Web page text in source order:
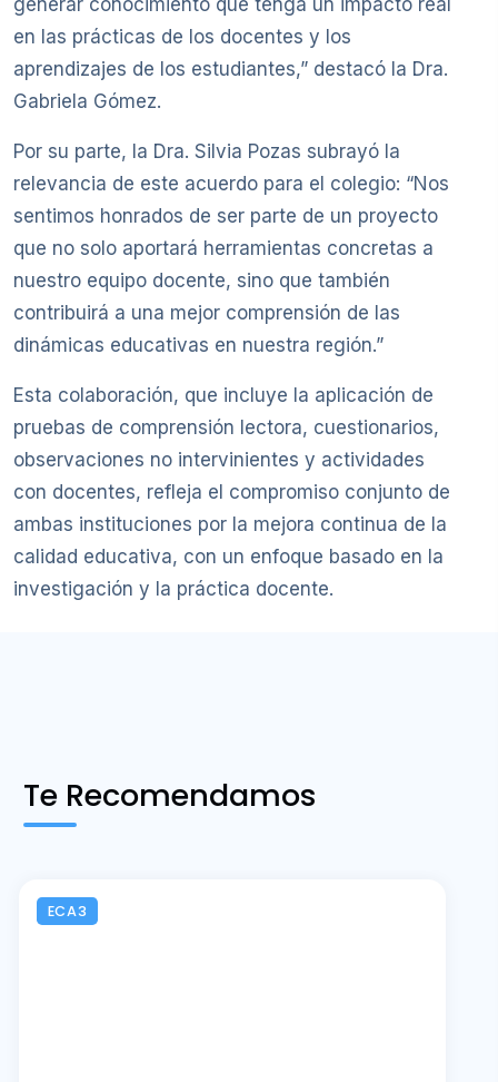
generar conocimiento que tenga un impacto real
en las prácticas de los docentes y los
aprendizajes de los estudiantes,” destacó la Dra.
Gabriela Gómez.
Por su parte, la Dra. Silvia Pozas subrayó la
relevancia de este acuerdo para el colegio: “Nos
sentimos honrados de ser parte de un proyecto
que no solo aportará herramientas concretas a
nuestro equipo docente, sino que también
contribuirá a una mejor comprensión de las
dinámicas educativas en nuestra región.”
Esta colaboración, que incluye la aplicación de
pruebas de comprensión lectora, cuestionarios,
observaciones no intervinientes y actividades
con docentes, refleja el compromiso conjunto de
ambas instituciones por la mejora continua de la
calidad educativa, con un enfoque basado en la
investigación y la práctica docente.
Te Recomendamos
ECA3